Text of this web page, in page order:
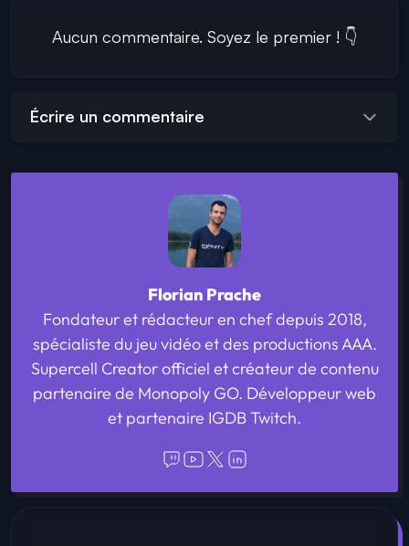
Aucun commentaire. Soyez le premier ! 👇
Écrire un commentaire
Florian Prache
Fondateur et rédacteur en chef depuis 2018,
spécialiste du jeu vidéo et des productions AAA.
Supercell Creator officiel et créateur de contenu
partenaire de Monopoly GO. Développeur web
et partenaire IGDB Twitch.